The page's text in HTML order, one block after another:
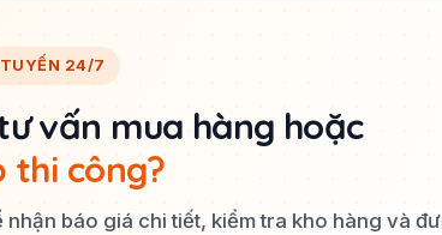
TUYẾN 24/7
vấn mua hàng hoặc
thi công?
nhận báo giá chi tiết, kiểm tra kho hàng và